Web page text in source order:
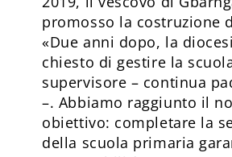
promosso la costruzione
«Due anni dopo, la
chiesto di gestire la
supervisore – continua
–. Abbiamo raggiunto il
obiettivo: completare la
della scuola primaria